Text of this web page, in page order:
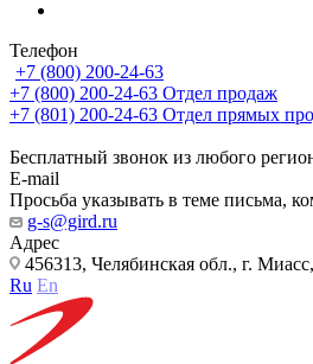
Телефон
+7 (800) 200-24-63
+7 (800) 200-24-63 Отдел продаж
+7 (801) 200-24-63 Отдел прямых
Бесплатный звонок из любого
E-mail
Просьба указывать в теме письма,
g-s@gird.ru
Адрес
456313, Челябинская обл., г.
Ru En